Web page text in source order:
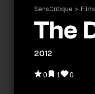
SensCritique >
The
2012
0 1 0